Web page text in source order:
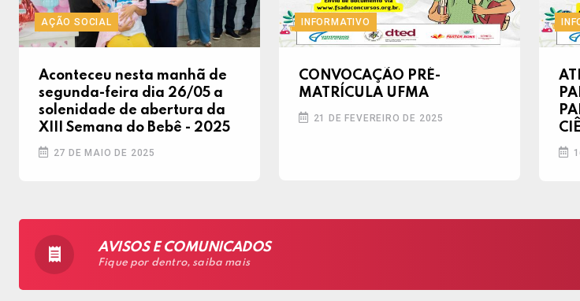
AÇÃO SOCIAL
Aconteceu nesta manhã de
segunda-feira dia 26/05 a
solenidade de abertura da
XIII Semana do Bebê - 2025
27 DE MAIO DE 2025
INFORMATIVO
CONVOCAÇÃO PRÉ-
MATRÍCULA UFMA
21 DE FEVEREIRO DE 2025
AVISOS E COMUNICADOS
Fique por dentro, saiba mais